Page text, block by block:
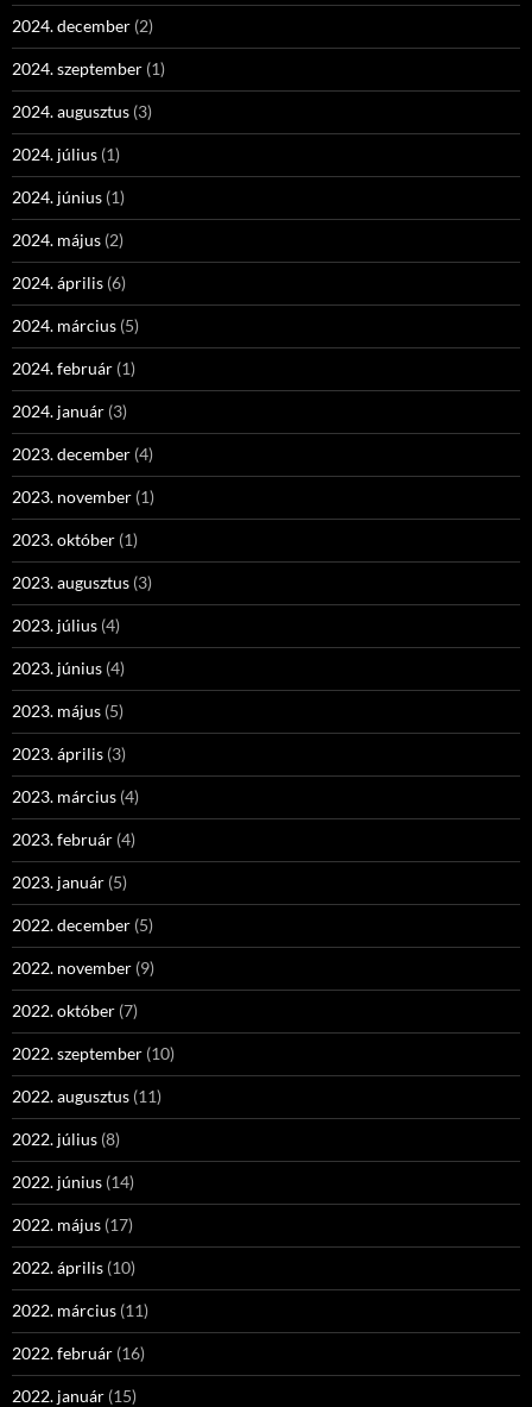
2024. december (2)
2024. szeptember (1)
2024. augusztus (3)
2024. július (1)
2024. június (1)
2024. május (2)
2024. április (6)
2024. március (5)
2024. február (1)
2024. január (3)
2023. december (4)
2023. november (1)
2023. október (1)
2023. augusztus (3)
2023. július (4)
2023. június (4)
2023. május (5)
2023. április (3)
2023. március (4)
2023. február (4)
2023. január (5)
2022. december (5)
2022. november (9)
2022. október (7)
2022. szeptember (10)
2022. augusztus (11)
2022. július (8)
2022. június (14)
2022. május (17)
2022. április (10)
2022. március (11)
2022. február (16)
2022. január (15)